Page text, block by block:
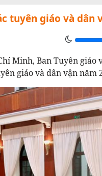
tuyên giáo và dân
Minh, Ban Tuyên
giáo và dân vận năm